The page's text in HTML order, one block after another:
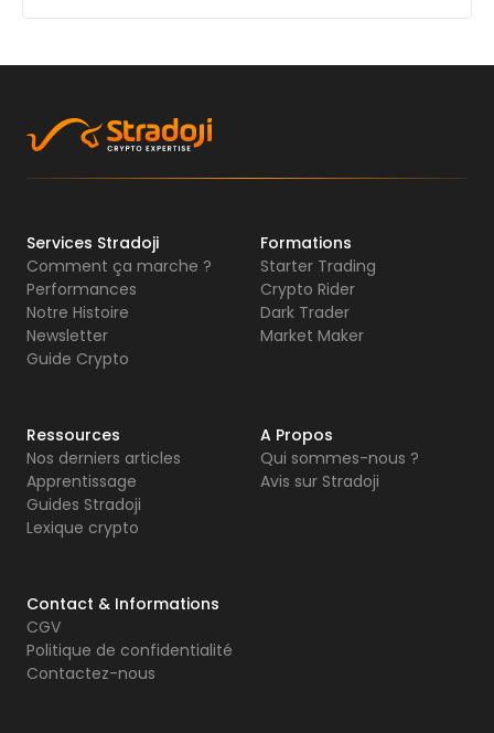
Services Stradoji
Comment ça marche ?
Performances
Notre Histoire
Newsletter
Guide Crypto
Formations
Starter Trading
Crypto Rider
Dark Trader
Market Maker
Ressources
Nos derniers articles
Apprentissage
Guides Stradoji
Lexique crypto
A Propos
Qui sommes-nous ?
Avis sur Stradoji
Contact & Informations
CGV
Politique de confidentialité
Contactez-nous